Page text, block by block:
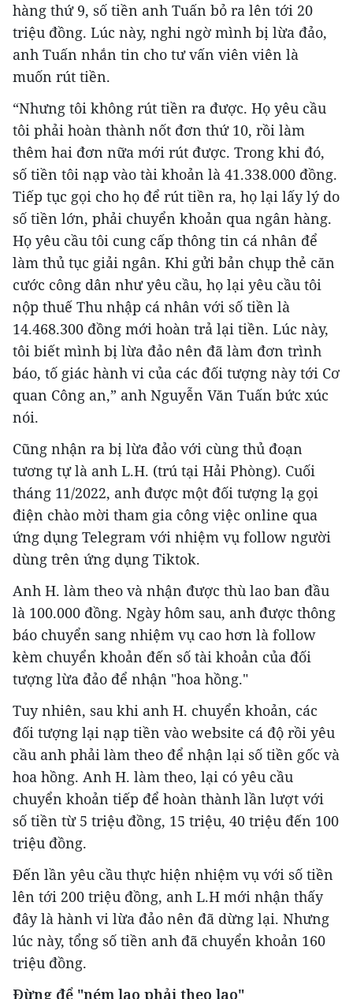
hàng thứ 9, số tiền anh Tuấn bỏ ra lên tới 20
triệu đồng. Lúc này, nghi ngờ mình bị lừa đảo,
anh Tuấn nhắn tin cho tư vấn viên viên là
muốn rút tiền.
“Nhưng tôi không rút tiền ra được. Họ yêu cầu
tôi phải hoàn thành nốt đơn thứ 10, rồi làm
thêm hai đơn nữa mới rút được. Trong khi đó,
số tiền tôi nạp vào tài khoản là 41.338.000 đồng.
Tiếp tục gọi cho họ để rút tiền ra, họ lại lấy lý do
số tiền lớn, phải chuyển khoản qua ngân hàng.
Họ yêu cầu tôi cung cấp thông tin cá nhân để
làm thủ tục giải ngân. Khi gửi bản chụp thẻ căn
cước công dân như yêu cầu, họ lại yêu cầu tôi
nộp thuế Thu nhập cá nhân với số tiền là
14.468.300 đồng mới hoàn trả lại tiền. Lúc này,
tôi biết mình bị lừa đảo nên đã làm đơn trình
báo, tố giác hành vi của các đối tượng này tới Cơ
quan Công an,” anh Nguyễn Văn Tuấn bức xúc
nói.
Cũng nhận ra bị lừa đảo với cùng thủ đoạn
tương tự là anh L.H. (trú tại Hải Phòng). Cuối
tháng 11/2022, anh được một đối tượng lạ gọi
điện chào mời tham gia công việc online qua
ứng dụng Telegram với nhiệm vụ follow người
dùng trên ứng dụng Tiktok.
Anh H. làm theo và nhận được thù lao ban đầu
là 100.000 đồng. Ngày hôm sau, anh được thông
báo chuyển sang nhiệm vụ cao hơn là follow
kèm chuyển khoản đến số tài khoản của đối
tượng lừa đảo để nhận "hoa hồng."
Tuy nhiên, sau khi anh H. chuyển khoản, các
đối tượng lại nạp tiền vào website cá độ rồi yêu
cầu anh phải làm theo để nhận lại số tiền gốc và
hoa hồng. Anh H. làm theo, lại có yêu cầu
chuyển khoản tiếp để hoàn thành lần lượt với
số tiền từ 5 triệu đồng, 15 triệu, 40 triệu đến 100
triệu đồng.
Đến lần yêu cầu thực hiện nhiệm vụ với số tiền
lên tới 200 triệu đồng, anh L.H mới nhận thấy
đây là hành vi lừa đảo nên đã dừng lại. Nhưng
lúc này, tổng số tiền anh đã chuyển khoản 160
triệu đồng.
Đừng để "ném lao phải theo lao"